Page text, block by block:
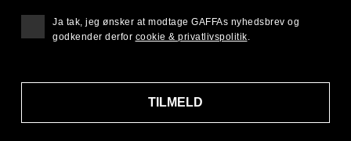
TILMELD
Ja tak, jeg ønsker at modtage GAFFAs nyhedsbrev og
godkender derfor cookie & privatlivspolitik.